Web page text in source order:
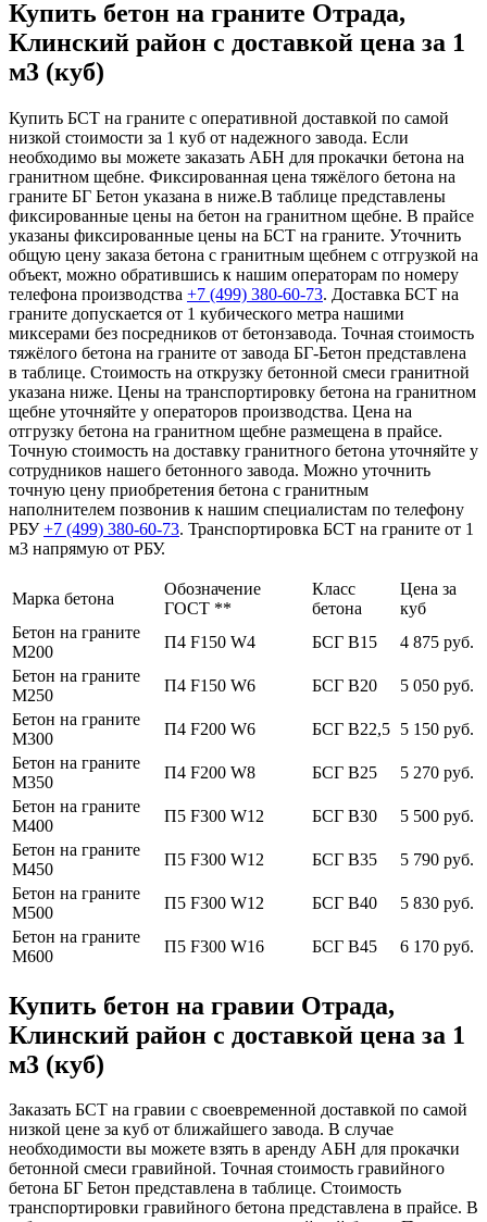
Купить бетон на граните Отрада,
Клинский район с доставкой цена за 1
м3 (куб)
Купить БСТ на граните с оперативной доставкой по самой
низкой стоимости за 1 куб от надежного завода. Если
необходимо вы можете заказать АБН для прокачки бетона на
гранитном щебне. Фиксированная цена тяжёлого бетона на
граните БГ Бетон указана в ниже.В таблице представлены
фиксированные цены на бетон на гранитном щебне. В прайсе
указаны фиксированные цены на БСТ на граните. Уточнить
общую цену заказа бетона с гранитным щебнем с отгрузкой на
объект, можно обратившись к нашим операторам по номеру
телефона производства +7 (499) 380-60-73. Доставка БСТ на
граните допускается от 1 кубического метра нашими
миксерами без посредников от бетонзавода. Точная стоимость
тяжёлого бетона на граните от завода БГ-Бетон представлена
в таблице. Стоимость на открузку бетонной смеси гранитной
указана ниже. Цены на транспортировку бетона на гранитном
щебне уточняйте у операторов производства. Цена на
отгрузку бетона на гранитном щебне размещена в прайсе.
Точную стоимость на доставку гранитного бетона уточняйте у
сотрудников нашего бетонного завода. Можно уточнить
точную цену приобретения бетона с гранитным
наполнителем позвонив к нашим специалистам по телефону
РБУ+7 (499) 380-60-73. Транспортировка БСТ на граните от 1
м3 напрямую от РБУ.
Марка бетона
Обозначение
ГОСТ **
Класс
бетона
Цена за
куб
Бетон на граните
М200
П4 F150 W4 БСГ В15
4 875 руб.
Бетон на граните
М250
П4 F150 W6 БСГ В20
5 050 руб.
Бетон на граните
М300
П4 F200 W6 БСГ В22,5 5 150 руб.
Бетон на граните
М350
П4 F200 W8 БСГ В25
5 270 руб.
Бетон на граните
М400
П5 F300 W12 БСГ В30
5 500 руб.
Бетон на граните
М450
П5 F300 W12 БСГ В35
5 790 руб.
Бетон на граните
М500
П5 F300 W12 БСГ В40
5 830 руб.
Бетон на граните
М600
П5 F300 W16 БСГ В45 6 170 руб.
Купить бетон на гравии Отрада,
Клинский район с доставкой цена за 1
м3 (куб)
Заказать БСТ на гравии с своевременной доставкой по самой
низкой цене за куб от ближайшего завода. В случае
необходимости вы можете взять в аренду АБН для прокачки
бетонной смеси гравийной. Точная стоимость гравийного
бетона БГ Бетон представлена в таблице. Стоимость
транспортировки гравийного бетона представлена в прайсе. В